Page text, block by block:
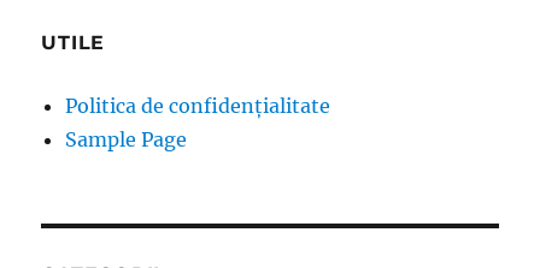
UTILE
Politica de confidențialitate
Sample Page